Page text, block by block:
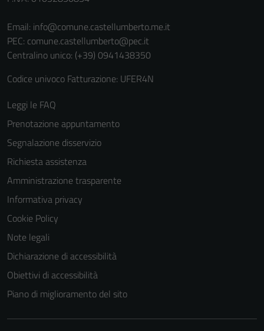
Email: info@comune.castellumberto.me.it
PEC: comune.castellumberto@pec.it
Centralino unico: (+39) 0941438350
Codice univoco Fatturazione: UFER4N
Leggi le FAQ
Prenotazione appuntamento
Segnalazione disservizio
Richiesta assistenza
Amministrazione trasparente
Informativa privacy
Cookie Policy
Note legali
Dichiarazione di accessibilità
Obiettivi di accessibilità
Piano di miglioramento del sito